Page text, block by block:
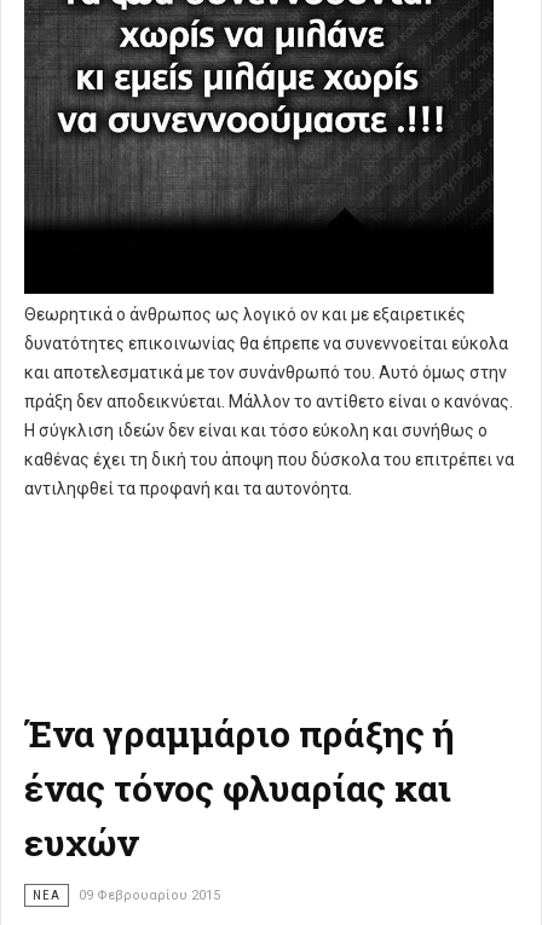
Θεωρητικά ο άνθρωπος ως λογικό ον και με εξαιρετικές
δυνατότητες επικοινωνίας θα έπρεπε να συνεννοείται εύκολα
και αποτελεσματικά με τον συνάνθρωπό του. Αυτό όμως στην
πράξη δεν αποδεικνύεται. Μάλλον το αντίθετο είναι ο κανόνας.
Η σύγκλιση ιδεών δεν είναι και τόσο εύκολη και συνήθως ο
καθένας έχει τη δική του άποψη που δύσκολα του επιτρέπει να
αντιληφθεί τα προφανή και τα αυτονόητα.
Ένα γραμμάριο πράξης ή
ένας τόνος φλυαρίας και
ευχών
ΝΈΑ 09 Φεβρουαρίου 2015